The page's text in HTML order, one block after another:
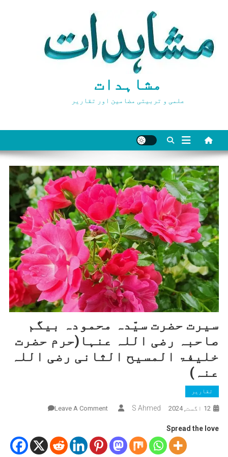
مشاہدات
علمی و تربیتی مضامین اور تقاریر
سیرت حضرت سیّدہ محمودہ بیگم
صاحبہ رضی اللہ عنہا(حرم حضرت
خلیفۃ المسیح الثانی رضی اللہ
عنہ)
تقاریر
12 اگست, 2024 S Ahmed
Leave A Comment
سیّدہ
محمودہ
Spread the love